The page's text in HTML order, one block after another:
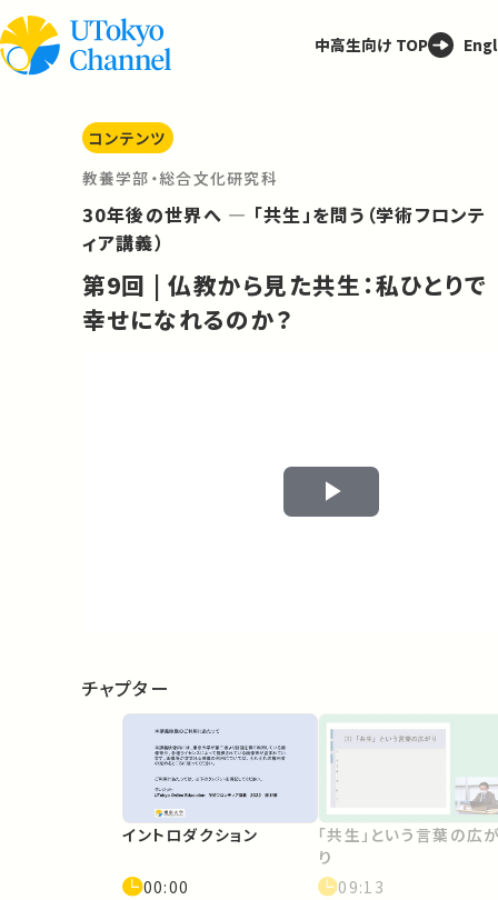
中高生向け TOP
コンテンツ
教養学部・総合文化研究科
30年後の世界へ ― 「共生」を問う（学術フロンテ
ィア講義）
第9回 | 仏教から見た共生：私ひとりで
幸せになれるのか？
Play
チャプター
イントロダクション
00:00
「共生」という言葉の広
り
09:13